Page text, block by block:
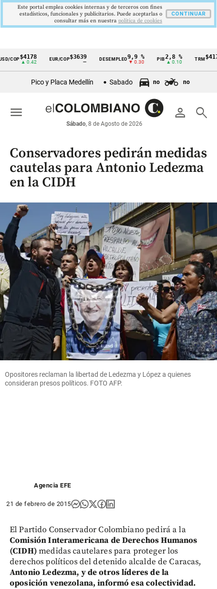
Cintillo
económicos
Colombia
COP$4178
▲ 0.42
EUR/COP$3639 DESEMPLEO9,9 %
▼ 0.30
2,8 %
▲ 0.10
TRM
Pico y Placa Medellín Sabado no no
person search
Sábado, 8 de Agosto de 2026
menu
Conservadores pedirán medidas
cautelas para Antonio Ledezma
en la CIDH
Opositores reclaman la libertad de Ledezma y López a quienes
consideran presos políticos. FOTO AFP.
Agencia EFE
21 de febrero de 2015
El Partido Conservador Colombiano pedirá a la
Comisión Interamericana de Derechos Humanos
(CIDH)medidas cautelares para proteger los
derechos políticos del detenido alcalde de Caracas,
Antonio Ledezma, y de otros líderes de la
oposición venezolana, informó esa colectividad.
Este portal emplea cookies internas y de terceros con fines
estadísticos, funcionales y publicitarios. Puede aceptarlas o
consultar más en nuestra politica de cookies
CONTINUAR